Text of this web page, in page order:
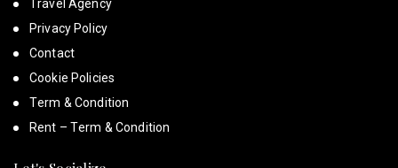
Travel Agency
Privacy Policy
Contact
Cookie Policies
Term & Condition
Rent – Term & Condition